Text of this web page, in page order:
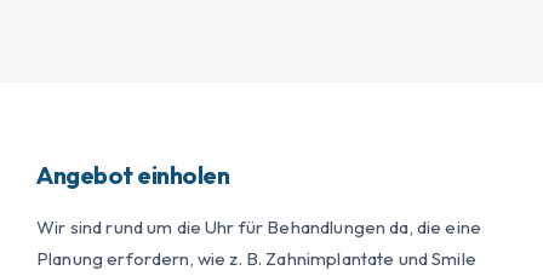
Angebot einholen
Wir sind rund um die Uhr für Behandlungen da, die eine
Planung erfordern, wie z. B. Zahnimplantate und Smile